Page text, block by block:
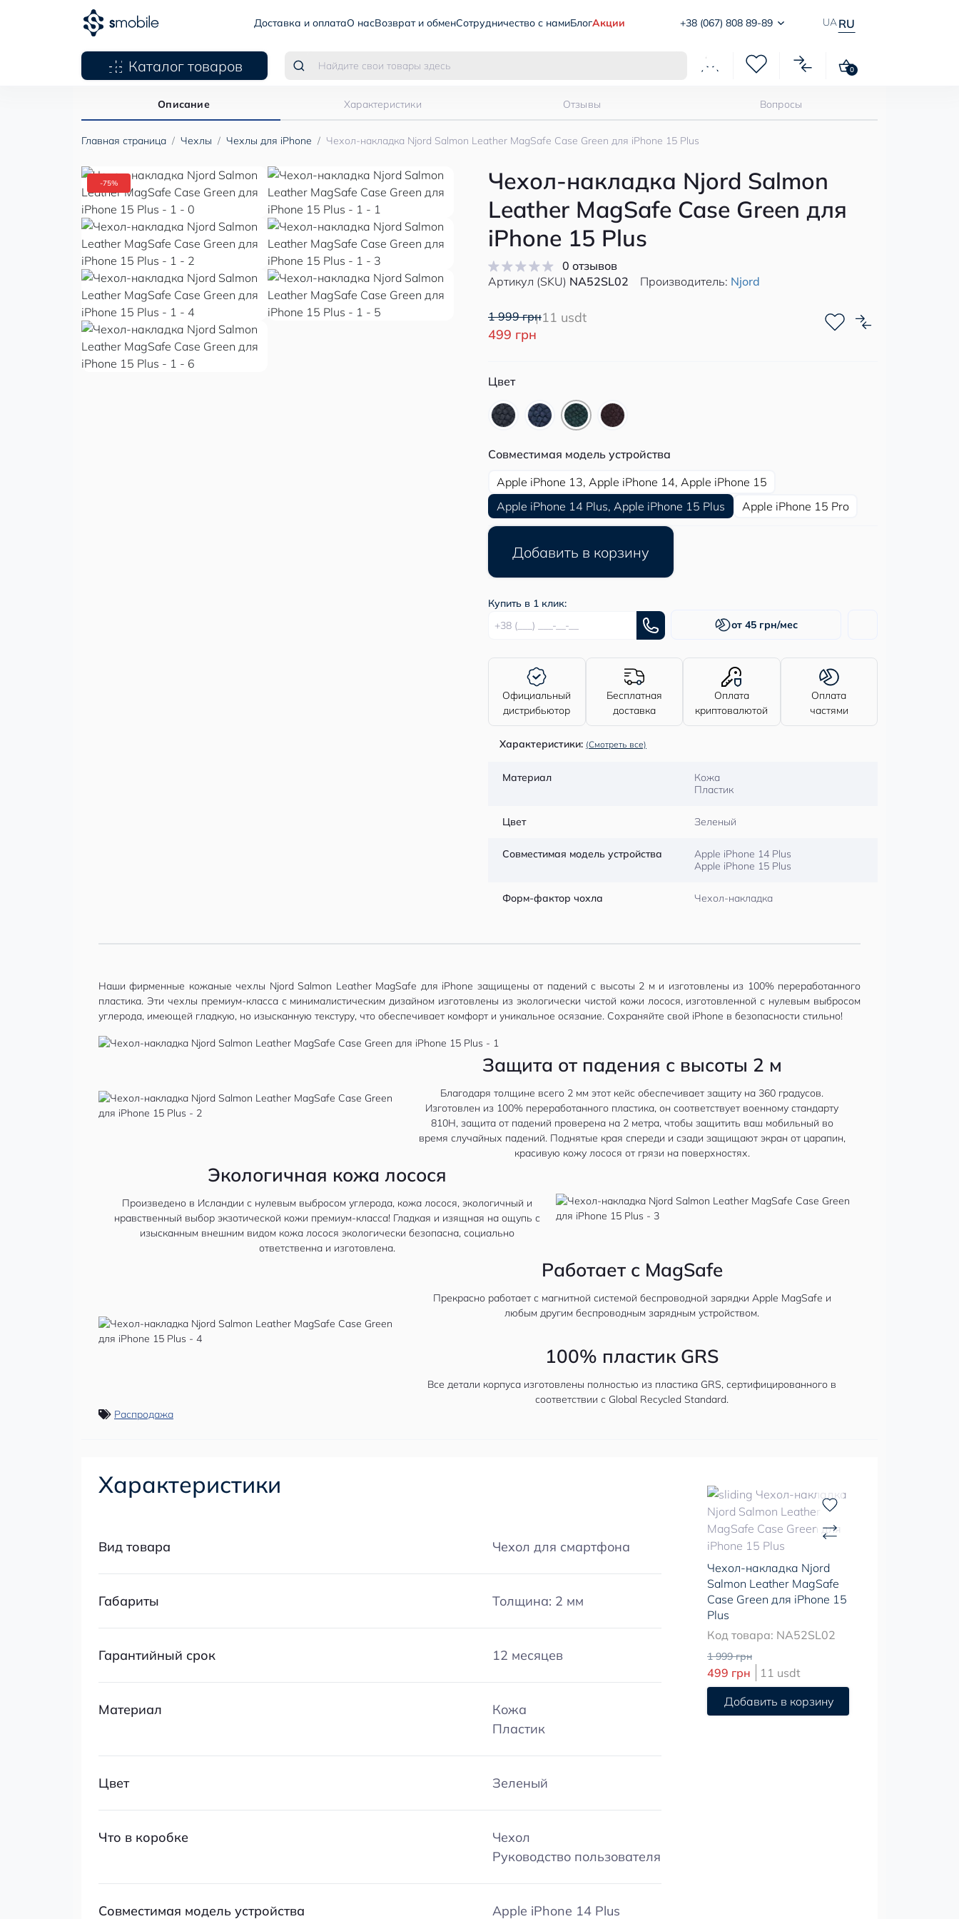
Доставка и оплатаО насВозврат и обменСотрудничество с намиБлогАкции +38 (067) 808 89-89 UA RU
Каталог товаров 0
Главная страница Чехлы Чехлы для iPhone Чехол-накладка Njord Salmon Leather MagSafe Case Green для iPhone 15 Plus
Описание Характеристики Отзывы Вопросы
-75%
Чехол-накладка Njord Salmon
Leather MagSafe Case Green для
iPhone 15 Plus
0 отзывов
Артикул (SKU) NA52SL02 Производитель: Njord
1 999 грн
499 грн
11 usdt
Цвет
Совместимая модель устройства
Apple iPhone 13, Apple iPhone 14, Apple iPhone 15
Apple iPhone 14 Plus, Apple iPhone 15 Plus
Apple iPhone 15 Pro
Добавить в корзину
Купить в 1 клик:
от 45 грн/мес
Официальный
дистрибьютор
Бесплатная
доставка
Оплата
криптовалютой
Оплата
частями
Характеристики: (Смотреть все)
Материал
Кожа
Пластик
Цвет Зеленый
Совместимая модель устройства
Apple iPhone 14 Plus
Apple iPhone 15 Plus
Форм-фактор чохла Чехол-накладка
Наши фирменные кожаные чехлы Njord Salmon Leather MagSafe для iPhone защищены от падений с высоты 2 м и изготовлены из 100% переработанного
пластика. Эти чехлы премиум-класса с минималистическим дизайном изготовлены из экологически чистой кожи лосося, изготовленной с нулевым выбросом
углерода, имеющей гладкую, но изысканную текстуру, что обеспечивает комфорт и уникальное осязание. Сохраняйте свой iPhone в безопасности стильно!
Защита от падения с высоты 2 м
Благодаря толщине всего 2 мм этот кейс обеспечивает защиту на 360 градусов.
Изготовлен из 100% переработанного пластика, он соответствует военному стандарту
810H, защита от падений проверена на 2 метра, чтобы защитить ваш мобильный во
время случайных падений. Поднятые края спереди и сзади защищают экран от царапин,
красивую кожу лосося от грязи на поверхностях.
Экологичная кожа лосося
Произведено в Исландии с нулевым выбросом углерода, кожа лосося, экологичный и
нравственный выбор экзотической кожи премиум-класса! Гладкая и изящная на ощупь с
изысканным внешним видом кожа лосося экологически безопасна, социально
ответственна и изготовлена.
Работает с MagSafe
Прекрасно работает с магнитной системой беспроводной зарядки Apple MagSafe и
любым другим беспроводным зарядным устройством.
100% пластик GRS
Все детали корпуса изготовлены полностью из пластика GRS, сертифицированного в
соответствии с Global Recycled Standard.
Распродажа
Характеристики
Вид товара Чехол для смартфона
Габариты Толщина: 2 мм
Гарантийный срок 12 месяцев
Материал
Кожа
Пластик
Цвет Зеленый
Что в коробке
Чехол
Руководство пользователя
Совместимая модель устройства
Apple iPhone 14 Plus
Чехол-накладка Njord
Salmon Leather MagSafe
Case Green для iPhone 15
Plus
Код товара: NA52SL02
1 999 грн
499 грн
11 usdt
Добавить в корзину